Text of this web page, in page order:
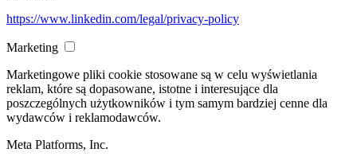
https://www.linkedin.com/legal/privacy-policy
Marketing
Marketingowe pliki cookie stosowane są w celu wyświetlania
reklam, które są dopasowane, istotne i interesujące dla
poszczególnych użytkowników i tym samym bardziej cenne dla
wydawców i reklamodawców.
Meta Platforms, Inc.